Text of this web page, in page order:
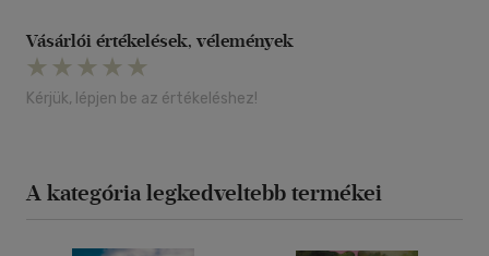
Vásárlói értékelések, vélemények
Kérjük, lépjen be az értékeléshez!
A kategória legkedveltebb termékei